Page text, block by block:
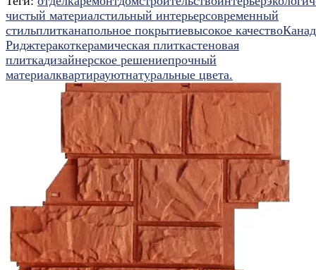
чистый материалстильный интерьерсовременный
стильплитканапольное покрытиевысокое качество
Риджтеракоткерамическая плиткастеновая
плиткадизайнерское решениепрочный
материалквартирауютнатуральные цвета.